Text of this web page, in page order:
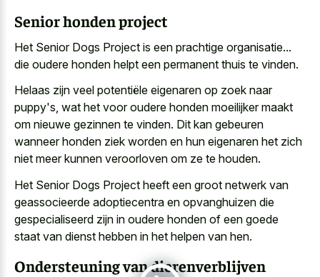
Senior honden project
Het Senior Dogs Project is een prachtige organisatie...
die oudere honden helpt een permanent thuis te vinden.
Helaas zijn veel potentiële eigenaren op zoek naar
puppy's, wat het voor oudere honden moeilijker maakt
om nieuwe gezinnen te vinden. Dit kan gebeuren
wanneer honden ziek worden en hun eigenaren het zich
niet meer kunnen veroorloven om ze te houden.
Het Senior Dogs Project heeft een groot netwerk van
geassocieerde adoptiecentra en opvanghuizen die
gespecialiseerd zijn in oudere honden of een goede
staat van dienst hebben in het helpen van hen.
Ondersteuning van dierenverblijven